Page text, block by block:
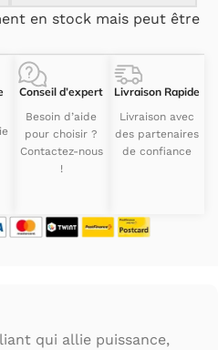
en stock mais peut être
Conseil d’expert
Besoin d’aide
pour choisir ?
Contactez-nous
!
Livraison Rapide
Livraison avec
des partenaires
de confiance
qui allie puissance,